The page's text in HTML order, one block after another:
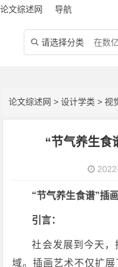
论文综述网 导航
 请选择分类
论文综述网 >设计学类 >视
“节气养生食
“节气养生食谱”插
引言：
社会发展到今天
域。插画艺术不仅扩